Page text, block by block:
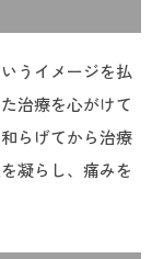
うイメージを払
治療を心がけて
らげてから治療
凝らし、痛みを